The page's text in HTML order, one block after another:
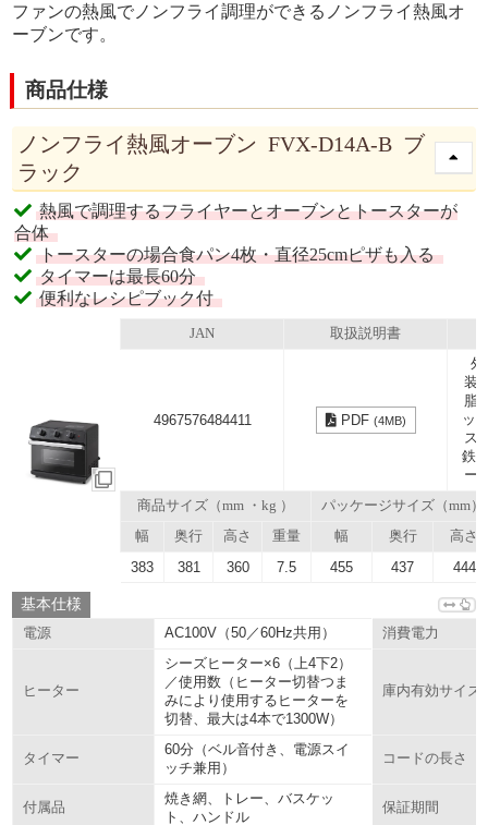
ファンの熱風でノンフライ調理ができるノンフライ熱風オ
ーブンです。
商品仕様
ノンフライ熱風オーブン FVX-D14A-B ブ
ラック
熱風で調理するフライヤーとオーブンとトースターが
合体
トースターの場合食パン4枚・直径25cmピザも入る
タイマーは最長60分
便利なレシピブック付
JAN 取扱説明書
4967576484411 PDF (4MB)
外
装
脂
ッ
ス
鉄
ー
商品サイズ（mm ・kg ）
パッケージサイズ（mm）
幅
奥行 高さ 重量 幅 奥行 高さ
383 381 360 7.5 455 437 444
基本仕様
電源 AC100V（50／60Hz共用） 消費電力
ヒーター
シーズヒーター×6（上4下2）
／使用数（ヒーター切替つま
みにより使用するヒーターを
切替、最大は4本で1300W）
庫内有効サイズ
タイマー
60分（ベル音付き、電源スイ
ッチ兼用）
コードの長さ
付属品
焼き網、トレー、バスケッ
ト、ハンドル
保証期間